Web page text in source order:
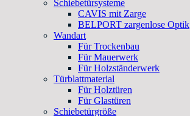
Schiebetürsysteme
CAVIS mit Zarge
BELPORT zargenlose Optik
Wandart
Für Trockenbau
Für Mauerwerk
Für Holzständerwerk
Türblattmaterial
Für Holztüren
Für Glastüren
Schiebetürgröße